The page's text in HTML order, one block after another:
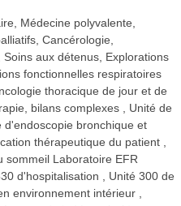
Médecine polyvalente,
Cancérologie,
aux détenus, Explorations
fonctionnelles respiratoires
thoracique de jour et de
bilans complexes
Unité de
d'endoscopie bronchique et
thérapeutique du patient
sommeil Laboratoire EFR
d'hospitalisation
Unité 300 de
environnement intérieur